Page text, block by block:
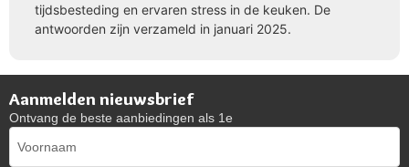
tijdsbesteding en ervaren stress in de keuken. De
antwoorden zijn verzameld in januari 2025.
Aanmelden nieuwsbrief
Ontvang de beste aanbiedingen als 1e